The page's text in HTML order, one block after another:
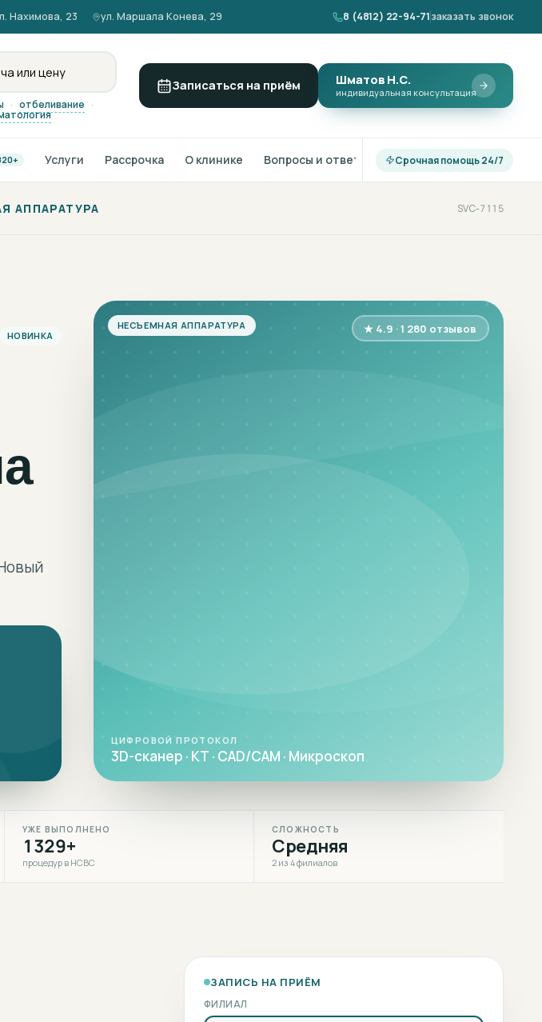
Нахимова, 23 ул. Маршала Конева, 29 8 (4812) 22-94-71заказать звонок
· отбеливание ·
Записаться на приём Шматов Н.С.
индивидуальная консультация
Услуги Рассрочка О клинике Вопросы и ответы Срочная помощь 24/7
АППАРАТУРА SVC-7115
НОВИНКА
НЕСЪЕМНАЯ АППАРАТУРА ★ 4.9 · 1 280 отзывов
ЦИФРОВОЙ ПРОТОКОЛ
3D-сканер · КТ · CAD/CAM · Микроскоп
УЖЕ ВЫПОЛНЕНО
1329+
процедур в НСВС
СЛОЖНОСТЬ
Средняя
2 из 4 филиалов
ЗАПИСЬ НА ПРИЁМ
ФИЛИАЛ